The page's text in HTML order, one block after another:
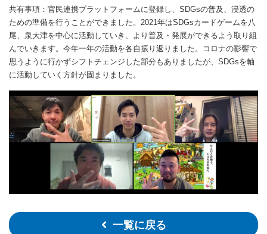
共有事項：官民連携プラットフォームに登録し、SDGsの普及、浸透の
ための準備を行うことができました。2021年はSDGsカードゲームを八
尾、泉大津を中心に活動していき、より普及・発展ができるよう取り組
んでいきます。今年一年の活動を各自振り返りました。コロナの影響で
思うように行かずシフトチェンジした部分もありましたが、SDGsを軸
に活動していく方針が固まりました。
一覧に戻る